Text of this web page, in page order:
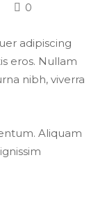
0
adipiscing
eros. Nullam
nibh, viverra
Aliquam